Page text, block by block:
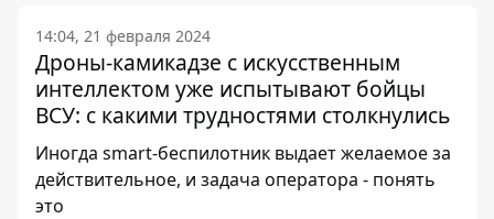
14:04, 21 февраля 2024
Дроны-камикадзе с искусственным
интеллектом уже испытывают бойцы
ВСУ: с какими трудностями столкнулись
Иногда smart-беспилотник выдает желаемое за
действительное, и задача оператора - понять
это